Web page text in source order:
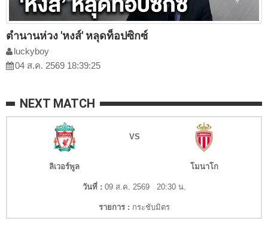
ตำนานห่วง 'หงส์' หลุดท็อปซิกซ์
luckyboy
04 ส.ค. 2569 18:39:25
NEXT MATCH
VS
ลิเวอร์พูล โมนาโก
วันที่ : 09 ส.ค. 2569 20:30 น.
รายการ : กระชับมิตร